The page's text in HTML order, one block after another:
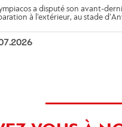
a disputé son avant-
à l’extérieur, au stade